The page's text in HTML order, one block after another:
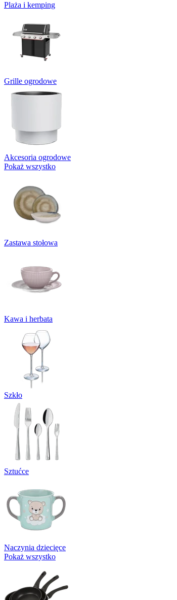
Plaża i kemping
Grille ogrodowe
Akcesoria ogrodowe
Pokaż wszystko
Zastawa stołowa
Kawa i herbata
Szkło
Sztućce
Naczynia dziecięce
Pokaż wszystko